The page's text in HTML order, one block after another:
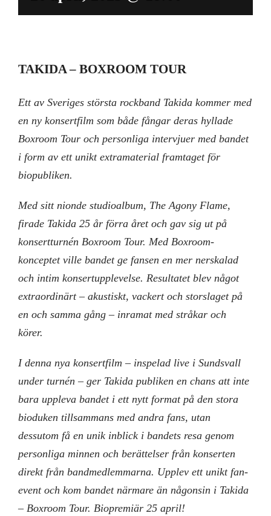
TAKIDA – BOXROOM TOUR
Ett av Sveriges största rockband Takida kommer med
en ny konsertfilm som både fångar deras hyllade
Boxroom Tour och personliga intervjuer med bandet
i form av ett unikt extramaterial framtaget för
biopubliken.
Med sitt nionde studioalbum, The Agony Flame,
firade Takida 25 år förra året och gav sig ut på
konsertturnén Boxroom Tour. Med Boxroom-
konceptet ville bandet ge fansen en mer nerskalad
och intim konsertupplevelse. Resultatet blev något
extraordinärt – akustiskt, vackert och storslaget på
en och samma gång – inramat med stråkar och
körer.
I denna nya konsertfilm – inspelad live i Sundsvall
under turnén – ger Takida publiken en chans att inte
bara uppleva bandet i ett nytt format på den stora
bioduken tillsammans med andra fans, utan
dessutom få en unik inblick i bandets resa genom
personliga minnen och berättelser från konserten
direkt från bandmedlemmarna. Upplev ett unikt fan-
event och kom bandet närmare än någonsin i Takida
– Boxroom Tour. Biopremiär 25 april!